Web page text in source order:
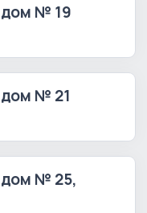
дом № 19
№ 21
дом № 25,